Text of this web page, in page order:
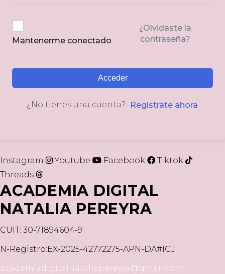
Mantenerme conectado
¿Olvidaste la
contraseña?
Acceder
¿No tienes una cuenta? Regístrate ahora
Instagram Youtube Facebook
Tiktok
Threads
ACADEMIA DIGITAL
NATALIA PEREYRA
CUIT: 30-71894604-9
N-Registro:EX-2025-42772275-APN-DA#IGJ
academiadigitalnataliapereyra@gmail.com